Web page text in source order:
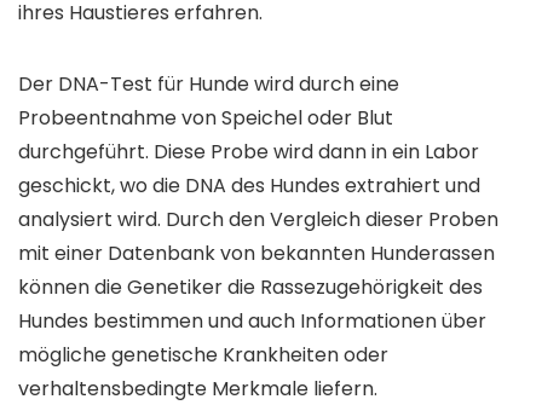
ihres Haustieres erfahren.
Der DNA-Test für Hunde wird durch eine
Probeentnahme von Speichel oder Blut
durchgeführt. Diese Probe wird dann in ein Labor
geschickt, wo die DNA des Hundes extrahiert und
analysiert wird. Durch den Vergleich dieser Proben
mit einer Datenbank von bekannten Hunderassen
können die Genetiker die Rassezugehörigkeit des
Hundes bestimmen und auch Informationen über
mögliche genetische Krankheiten oder
verhaltensbedingte Merkmale liefern.